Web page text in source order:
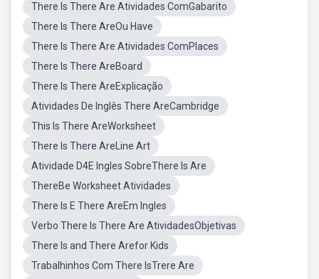
There Is There Are Atividades ComGabarito
There Is There AreOu Have
There Is There Are Atividades ComPlaces
There Is There AreBoard
There Is There AreExplicação
Atividades De Inglês There AreCambridge
This Is There AreWorksheet
There Is There AreLine Art
Atividade D4E Ingles SobreThere Is Are
ThereBe Worksheet Atividades
There Is E There AreEm Ingles
Verbo There Is There Are AtividadesObjetivas
There Is and There Arefor Kids
Trabalhinhos Com There IsTrere Are